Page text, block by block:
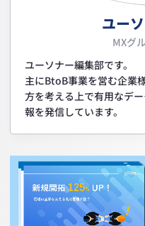
ユー
MXグ
ユーソナー編集部です。
主にBtoB事業を営む企業
方を考える上で有用なデ
報を発信しています。